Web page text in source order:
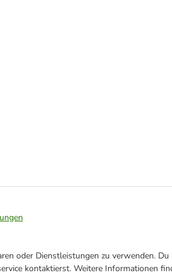
oder Dienstleistungen zu verwenden.
kontaktierst. Weitere Informationen